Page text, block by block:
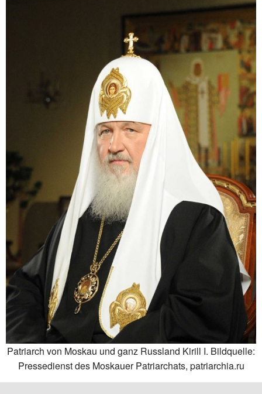
Patriarch von Moskau und ganz Russland Kirill I. Bildquelle:
Pressedienst des Moskauer Patriarchats, patriarchia.ru